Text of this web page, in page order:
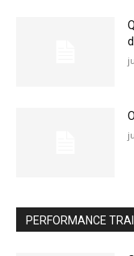
PERFORMANCE